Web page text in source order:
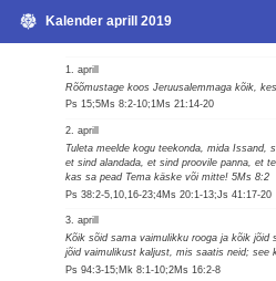
Kalender aprill 2019
1. aprill
Rõõmustage koos Jeruusalemmaga kõik,
Ps 15;5Ms 8:2-10;1Ms 21:14-20
2. aprill
Tuleta meelde kogu teekonda, mida Issand,
et sind alandada, et sind proovile panna, et
kas sa pead Tema käske või mitte! 5Ms 8:2
Ps 38:2-5,10,16-23;4Ms 20:1-13;Js 41:17-20
3. aprill
Kõik sõid sama vaimulikku rooga ja kõik jõid
jõid vaimulikust kaljust, mis saatis neid; see
Ps 94:3-15;Mk 8:1-10;2Ms 16:2-8